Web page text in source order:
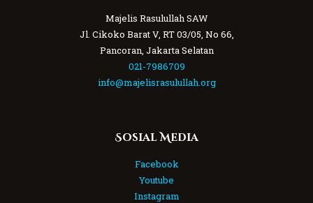
Majelis Rasulullah SAW
Jl. Cikoko Barat V, RT 03/05, No 66,
Pancoran, Jakarta Selatan
021-7986709
info@majelisrasulullah.org
Sosial Media
Facebook
Youtube
Instagram